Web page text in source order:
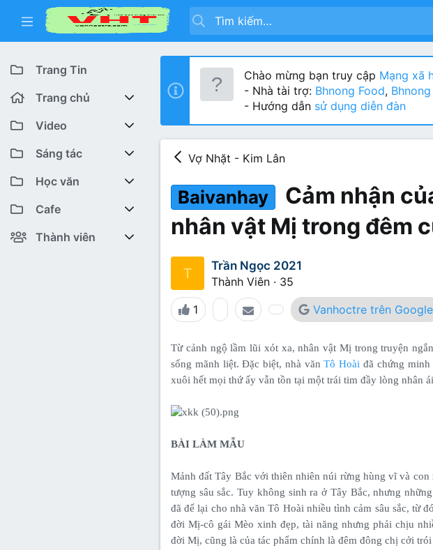
Trang Tin
Trang chủ
Diễn đàn
Bài viết mới
Có gì mới
Featured content
Bài viết mới
Video
Youtube VHT News
Youtube VHT
Tiktok
Sáng tác
Cuộc thi viết
Trại sáng tác
Liên hệ BTC
Học văn
Lớp 12
Lớp 11
Cafe
Cafe Văn chương
Thành viên
Chào mừng bạn truy cập Mạng xã
- Nhà tài trợ: Bhnong Food,
- Hướng dẫn sử dụng diễn đàn
Vợ Nhặt - Kim Lân
Baivanhay
Cảm nhận
nhân vật Mị trong đêm
T
Trần Ngọc 2021
Thành Viên · 35
1 Vanhoctre trên Google
Từ cảnh ngộ lầm lũi xót xa, nhân vật Mị trong truyện ngắn
sống mãnh liệt. Đặc biệt, nhà vănTô Hoài đã chứng minh
xuôi hết mọi thứ ấy vẫn tồn tại một trái tim đầy lòng nhân
BÀI LÀM MẪU
Mảnh đất Tây Bắc với thiên nhiên núi rừng hùng vĩ và
tượng sâu sắc. Tuy không sinh ra ở Tây Bắc, nhưng
đã để lại cho nhà văn Tô Hoài nhiều tình cảm sâu sắc, từ
đời Mị-cô gái Mèo xinh đẹp, tài năng nhưng phải chịu
đời Mị, cũng là của tác phẩm chính là đêm đông chị cởi trói